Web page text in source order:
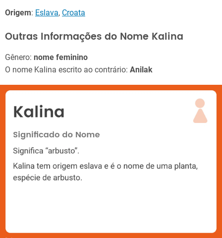
Origem: Eslava, Croata
Outras Informações do Nome Kalina
Gênero: nome feminino
O nome Kalina escrito ao contrário: Anilak